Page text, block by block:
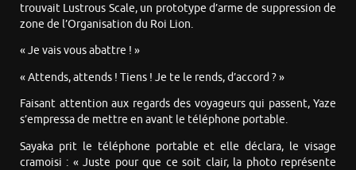
trouvait Lustrous Scale, un prototype d’arme de suppression de
zone de l’Organisation du Roi Lion.
« Je vais vous abattre ! »
« Attends, attends ! Tiens ! Je te le rends, d’accord ? »
Faisant attention aux regards des voyageurs qui passent, Yaze
s’empressa de mettre en avant le téléphone portable.
Sayaka prit le téléphone portable et elle déclara, le visage
cramoisi : « Juste pour que ce soit clair, la photo représente